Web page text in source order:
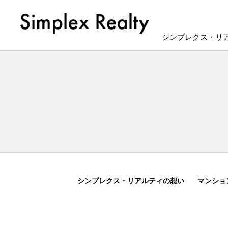
シンプレクス・リ
シンプレクス・リアルティの想い マンシ